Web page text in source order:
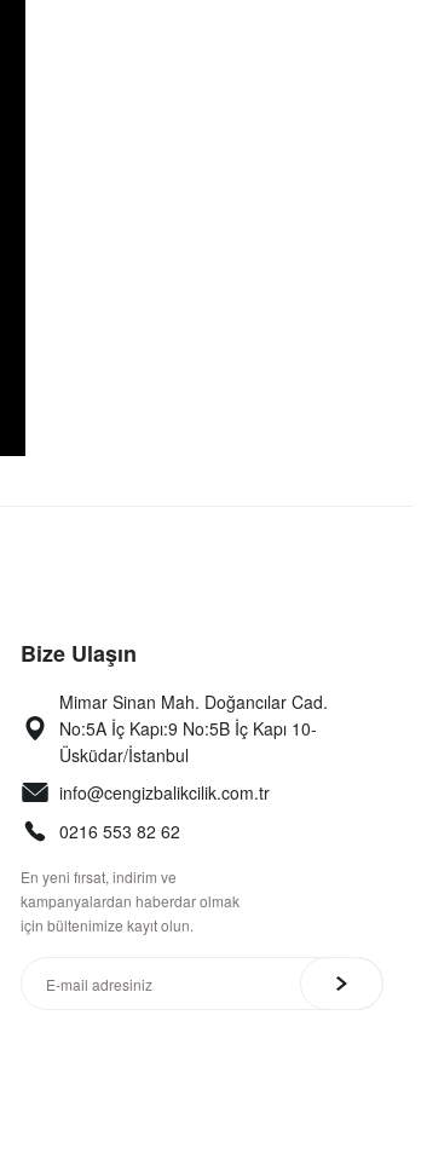
Bize Ulaşın
Mimar Sinan Mah. Doğancılar Cad.
No:5A İç Kapı:9 No:5B İç Kapı 10-
Üsküdar/İstanbul
info@cengizbalikcilik.com.tr
0216 553 82 62
En yeni fırsat, indirim ve
kampanyalardan haberdar olmak
için bültenimize kayıt olun.